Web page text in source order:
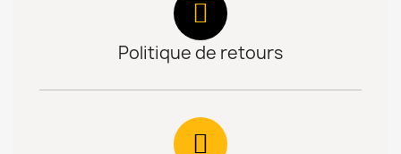
Politique de retours